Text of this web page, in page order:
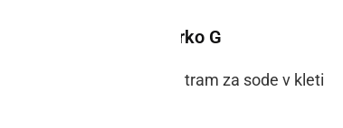
Več besed na črko G
tram za sode v kleti